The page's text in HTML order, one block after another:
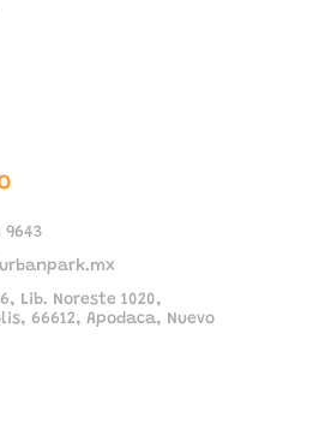
9643
Lib. Noreste 1020,
66612, Apodaca, Nuevo